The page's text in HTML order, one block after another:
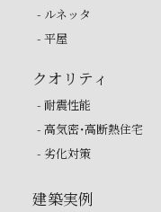
- ルネッタ
- 平屋
クオリティ
- 耐震性能
- 高気密・高断熱住宅
- 劣化対策
建築実例